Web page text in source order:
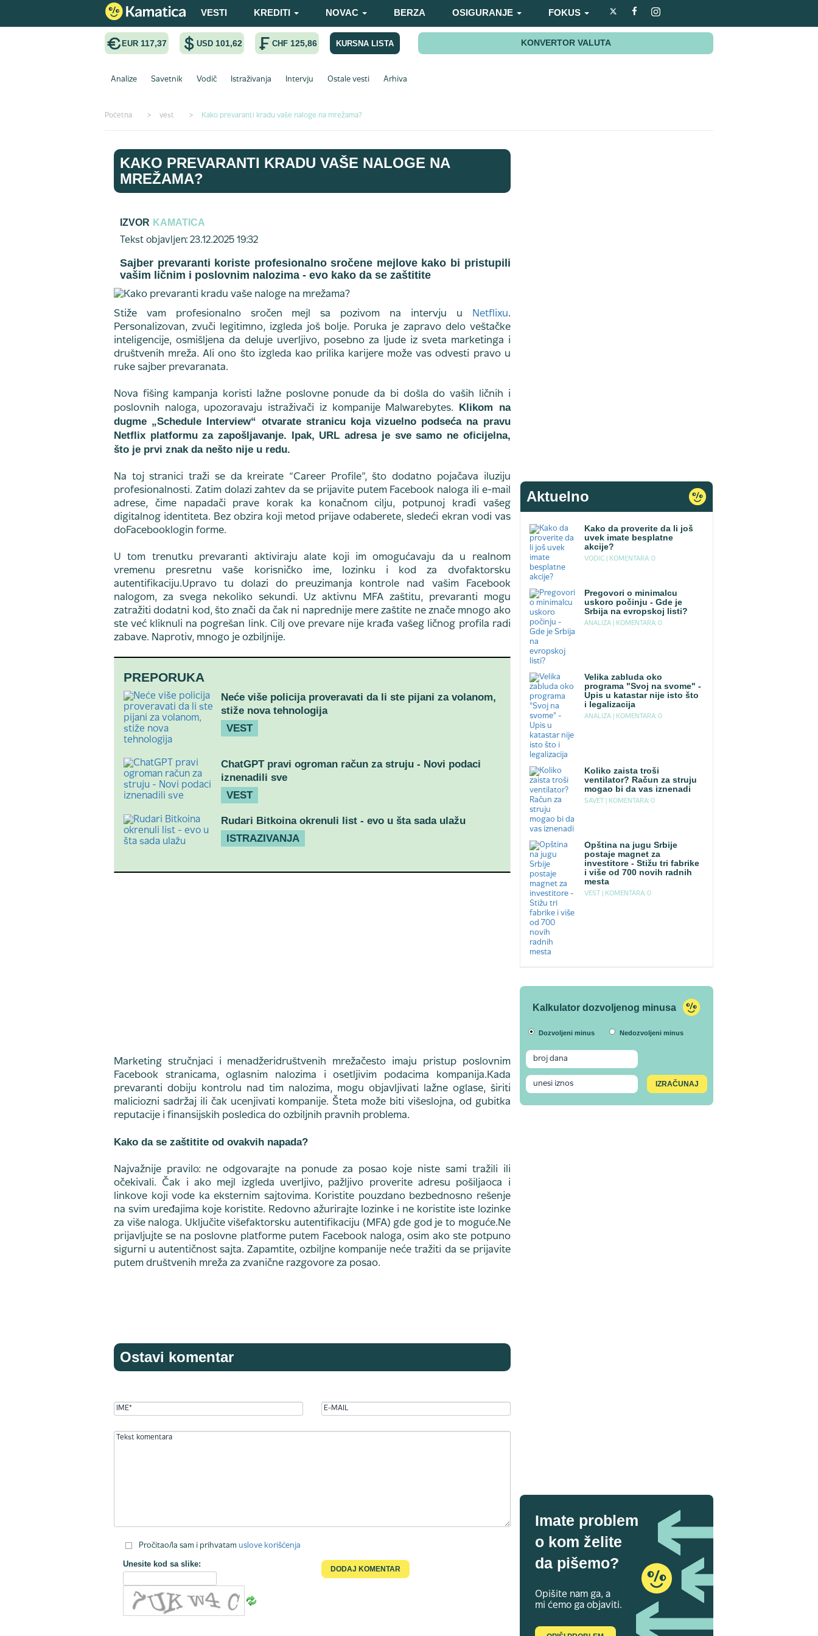
VESTI KREDITI NOVAC BERZA OSIGURANJE FOKUS
EUR 117,37 USD 101,62 CHF 125,86 KURSNA LISTA KONVERTOR VALUTA
Analize Savetnik Vodič Istraživanja Intervju Ostale vesti Arhiva
Početna > vest > Kako prevaranti kradu vaše naloge na mrežama?
KAKO PREVARANTI KRADU VAŠE NALOGE NA
MREŽAMA?
IZVOR KAMATICA
Tekst objavljen: 23.12.2025 19:32
Sajber prevaranti koriste profesionalno sročene mejlove kako bi pristupili
vašim ličnim i poslovnim nalozima - evo kako da se zaštitite
Stiže vam profesionalno sročen mejl sa pozivom na intervju u Netflixu.
Personalizovan, zvuči legitimno, izgleda još bolje. Poruka je zapravo delo veštačke
inteligencije, osmišljena da deluje uverljivo, posebno za ljude iz sveta marketinga i
društvenih mreža. Ali ono što izgleda kao prilika karijere može vas odvesti pravo u
ruke sajber prevaranata.
Nova fišing kampanja koristi lažne poslovne ponude da bi došla do vaših ličnih i
poslovnih naloga, upozoravaju istraživači iz kompanije Malwarebytes. Klikom na
dugme „Schedule Interview“ otvarate stranicu koja vizuelno podseća na pravu
Netflix platformu za zapošljavanje. Ipak, URL adresa je sve samo ne oficijelna,
što je prvi znak da nešto nije u redu.
Na toj stranici traži se da kreirate “Career Profile”, što dodatno pojačava iluziju
profesionalnosti. Zatim dolazi zahtev da se prijavite putem Facebook naloga ili e-mail
adrese, čime napadači prave korak ka konačnom cilju, potpunoj krađi vašeg
digitalnog identiteta. Bez obzira koji metod prijave odaberete, sledeći ekran vodi vas
doFacebooklogin forme.
U tom trenutku prevaranti aktiviraju alate koji im omogućavaju da u realnom
vremenu presretnu vaše korisničko ime, lozinku i kod za dvofaktorsku
autentifikaciju.Upravo tu dolazi do preuzimanja kontrole nad vašim Facebook
nalogom, za svega nekoliko sekundi. Uz aktivnu MFA zaštitu, prevaranti mogu
zatražiti dodatni kod, što znači da čak ni naprednije mere zaštite ne znače mnogo ako
ste već kliknuli na pogrešan link. Cilj ove prevare nije krađa vašeg ličnog profila radi
zabave. Naprotiv, mnogo je ozbiljnije.
PREPORUKA
Neće više policija proveravati da li ste pijani za volanom,
stiže nova tehnologija
VEST
ChatGPT pravi ogroman račun za struju - Novi podaci
iznenadili sve
VEST
Rudari Bitkoina okrenuli list - evo u šta sada ulažu
ISTRAZIVANJA
Marketing stručnjaci i menadžeridruštvenih mrežačesto imaju pristup poslovnim
Facebook stranicama, oglasnim nalozima i osetljivim podacima kompanija.Kada
prevaranti dobiju kontrolu nad tim nalozima, mogu objavljivati lažne oglase, širiti
maliciozni sadržaj ili čak ucenjivati kompanije. Šteta može biti višeslojna, od gubitka
reputacije i finansijskih posledica do ozbiljnih pravnih problema.
Kako da se zaštitite od ovakvih napada?
Najvažnije pravilo: ne odgovarajte na ponude za posao koje niste sami tražili ili
očekivali. Čak i ako mejl izgleda uverljivo, pažljivo proverite adresu pošiljaoca i
linkove koji vode ka eksternim sajtovima. Koristite pouzdano bezbednosno rešenje
na svim uređajima koje koristite. Redovno ažurirajte lozinke i ne koristite iste lozinke
za više naloga. Uključite višefaktorsku autentifikaciju (MFA) gde god je to moguće.Ne
prijavljujte se na poslovne platforme putem Facebook naloga, osim ako ste potpuno
sigurni u autentičnost sajta. Zapamtite, ozbiljne kompanije neće tražiti da se prijavite
putem društvenih mreža za zvanične razgovore za posao.
Ostavi komentar
Pročitao/la sam i prihvatam uslove korišćenja
Unesite kod sa slike:
Aktuelno
Kako da proverite da li još
uvek imate besplatne
akcije?
VODIC | KOMENTARA: 0
Pregovori o minimalcu
uskoro počinju - Gde je
Srbija na evropskoj listi?
ANALIZA | KOMENTARA: 0
Velika zabluda oko
programa "Svoj na svome" -
Upis u katastar nije isto što
i legalizacija
ANALIZA | KOMENTARA: 0
Koliko zaista troši
ventilator? Račun za struju
mogao bi da vas iznenadi
SAVET | KOMENTARA: 0
Opština na jugu Srbije
postaje magnet za
investitore - Stižu tri fabrike
i više od 700 novih radnih
mesta
VEST | KOMENTARA: 0
Kalkulator dozvoljenog minusa
Dozvoljeni minus Nedozvoljeni minus
Imate problem
o kom želite
da pišemo?
Opišite nam ga, a
mi ćemo ga objaviti.